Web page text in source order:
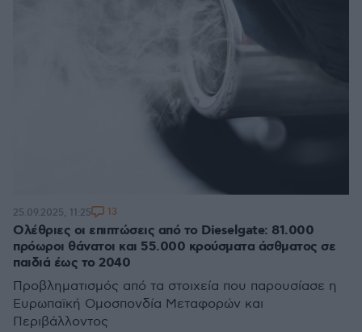
Ολέθριες οι επιπτώσεις από το Dieselgate: 81.000
πρόωροι θάνατοι και 55.000 κρούσματα άσθματος σε
παιδιά έως το 2040
Προβληματισμός από τα στοιχεία που παρουσίασε η
Ευρωπαϊκή Ομοσπονδία Μεταφορών και
Περιβάλλοντος
25.09.2025, 11:25 13